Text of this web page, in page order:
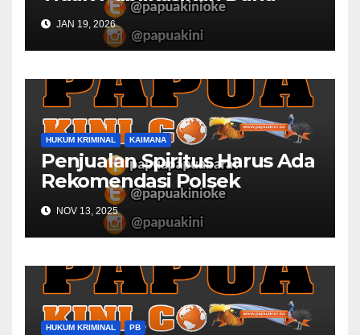
Desa
JAN 19, 2026
HUKUM KRIMINAL KAIMANA
Penjualan Spiritus Harus Ada
Rekomendasi Polsek
Kaimana
NOV 13, 2025
HUKUM KRIMINAL PB